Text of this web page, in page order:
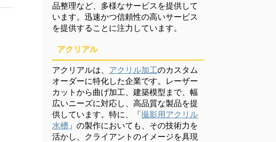
品整理など、多様なサービスを提供して
います。迅速かつ信頼性の高いサービス
を提供することに注力しています。
アクリアル
アクリアルは、 アクリル加工のカスタム
オーダーに特化した企業です。レーザー
カットから曲げ加工、建築模型まで、幅
広いニーズに対応し、高品質な製品を提
供しています。特に、「撮影用アクリル
水槽 」の製作においても、その技術力を
活かし、クライアントのイメージを具現